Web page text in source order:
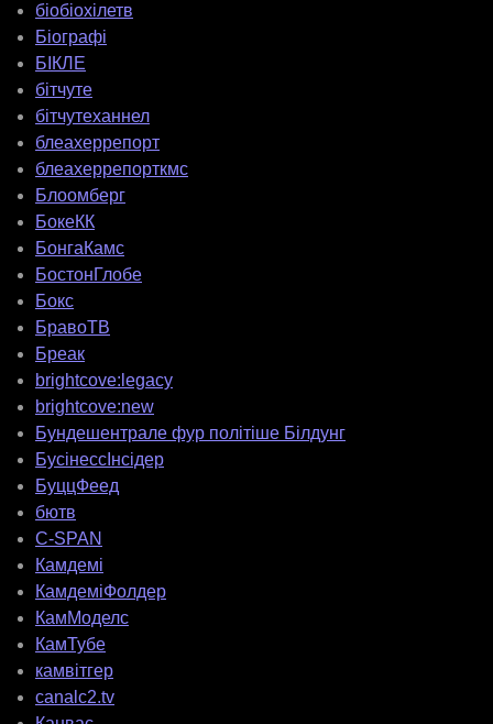
біобіохілетв
Біографі
БІКЛЕ
бітчуте
бітчутеханнел
блеахеррепорт
блеахеррепорткмс
Блоомберг
БокеКК
БонгаКамс
БостонГлобе
Бокс
БравоТВ
Бреак
brightcove:legacy
brightcove:new
Бундешентрале фур політіше Білдунг
БусінессІнсідер
БуццФеед
бютв
C-SPAN
Камдемі
КамдеміФолдер
КамМоделс
КамТубе
камвітгер
canalc2.tv